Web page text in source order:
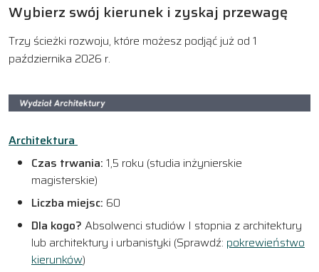
Wybierz swój kierunek i zyskaj przewagę
Trzy ścieżki rozwoju, które możesz podjąć już od 1
października 2026 r.
Architektura
Czas trwania: 1,5 roku (studia inżynierskie
magisterskie)
Liczba miejsc: 60
Dla kogo? Absolwenci studiów I stopnia z architektury
lub architektury i urbanistyki (Sprawdź: pokrewieństwo
kierunków)